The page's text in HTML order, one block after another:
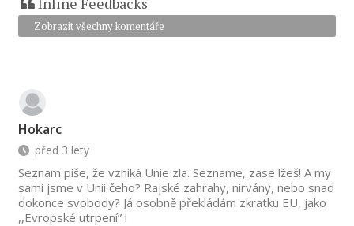
Zobrazit všechny komentáře
Hokarc
před 3 lety
Seznam píše, že vzniká Unie zla. Sezname, zase lžeš! A my
sami jsme v Unii čeho? Rajské zahrahy, nirvány, nebo snad
dokonce svobody? Já osobně překládám zkratku EU, jako
,,Evropské utrpení” !